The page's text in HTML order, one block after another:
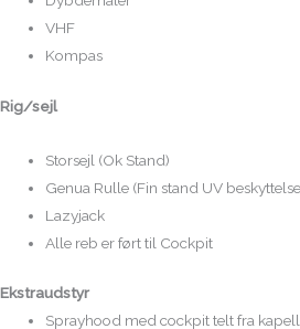
VHF
Kompas
Rig/sejl
Storsejl (Ok Stand)
Genua Rulle (Fin stand UV
Lazyjack
Alle reb er ført til Cockpit
Ekstraudstyr
Sprayhood med cockpit telt fra